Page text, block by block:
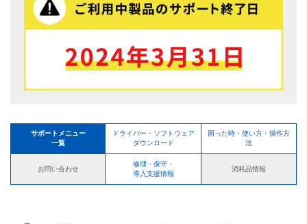
サポートメニュー
一覧
ドライバー・ソフトウェア
ダウンロード
困った時・使い方・操作方
法
お問い合わせ
修理・保守・
導入支援情報
消耗品情報